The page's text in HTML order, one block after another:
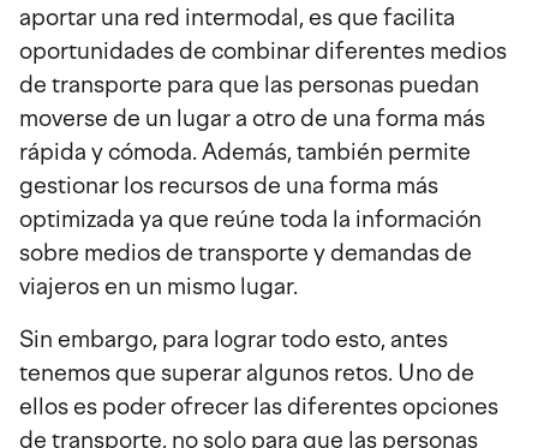
aportar una red intermodal, es que facilita
oportunidades de combinar diferentes medios
de transporte para que las personas puedan
moverse de un lugar a otro de una forma más
rápida y cómoda. Además, también permite
gestionar los recursos de una forma más
optimizada ya que reúne toda la información
sobre medios de transporte y demandas de
viajeros en un mismo lugar.
Sin embargo, para lograr todo esto, antes
tenemos que superar algunos retos. Uno de
ellos es poder ofrecer las diferentes opciones
de transporte, no solo para que las personas